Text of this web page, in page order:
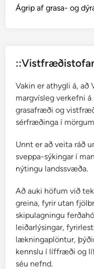
Ágrip af grasa- og
Vakin er athygli á, að
margvísleg verkefni
grasafræði og
sérfræðinga í
Unnt er að veita ráð
sveppa-sýkingar í
nýtingu landssvæða.
Að auki höfum við
greina, fyrir utan
skipulagningu
leiðarlýsingar,
lækningaplöntur,
kennslu í líffræði og
séu nefnd.